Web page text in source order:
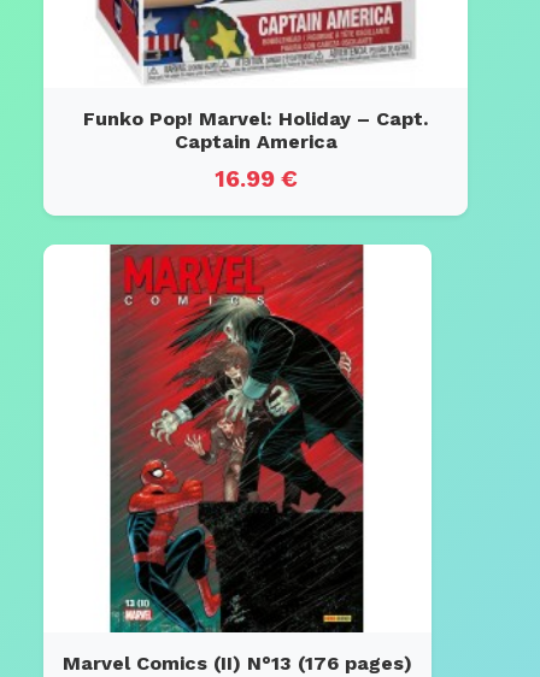
Funko Pop! Marvel: Holiday – Capt.
Captain America
16.99 €
Marvel Comics (II) N°13 (176 pages)